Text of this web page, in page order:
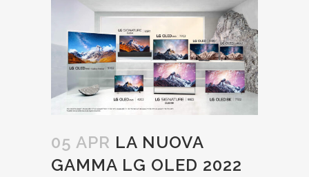
05 APR LA NUOVA
GAMMA LG OLED 2022